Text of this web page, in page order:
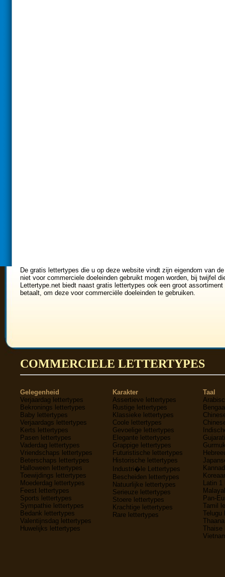
De gratis lettertypes die u op deze website vindt zijn eigendom van
niet voor commerciele doeleinden gebruikt mogen worden, bij twijfel
Lettertype.net biedt naast gratis lettertypes ook een groot
betaalt, om deze voor commerciële doeleinden te gebruiken.
COMMERCIELE LETTERTYPES
Gelegenheid
Verjaardag lettertypes
Bekronings lettertypes
Baby lettertypes
Verjaardags lettertypes
Kerts lettertypes
Pasen lettertypes
Vaderdag lettertypes
Vriendschaps lettertypes
Beterschaps lettertypes
Halloween lettertypes
Toewijdings lettertypes
Moederdag lettertypes
Feest lettertypes
Sports lettertypes
Sympathie lettertypes
Bedank lettertypes
Valentijnsdag lettertypes
Huwelijks lettertypes
Karakter
Assertieve lettertypes
Rustige lettertypes
Klassieke lettertypes
Coole lettertypes
Gevoelige lettertypes
Elegante lettertypes
Grappige lettertypes
Futuristische lettertypes
Historische lettertypes
Industri�le Lettertypes
Bescheiden lettertypes
Natuurlijke lettertypes
Serieuze lettertypes
Stoere lettertypes
Krachtige lettertypes
Rare lettertypes
Taal
Latin 1
Pan-
Tamil
Telugu
Thaise